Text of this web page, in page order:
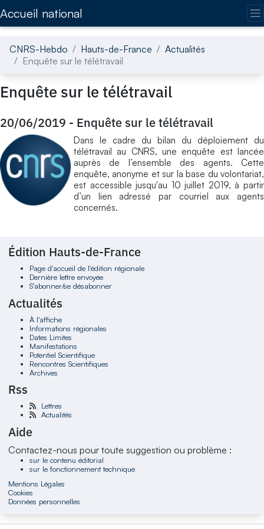
Accueil national
CNRS-Hebdo Hauts-de-France
Actualités
Enquête sur le télétravail
Enquête sur le télétravail
20/06/2019 - Enquête sur le télétravail
Dans le cadre du bilan du déploiement du
télétravail au CNRS, une enquête est lancée
auprès de l’ensemble des agents. Cette
enquête, anonyme et sur la base du volontariat,
est accessible jusqu'au 10 juillet 2019, à partir
d’un lien adressé par courriel aux agents
concernés.
Édition Hauts-de-France
Page d'accueil de l'édition régionale
Dernière lettre envoyée
S'abonner/se désabonner
Actualités
À l'affiche
Informations régionales
Dates Limites
Manifestations
Potentiel Scientifique
Rencontres Scientifiques
Archives
Rss
Lettres
Actualités
Aide
Contactez-nous pour toute suggestion ou problème :
sur le contenu éditorial
sur le fonctionnement technique
Mentions Légales
Cookies
Données personnelles